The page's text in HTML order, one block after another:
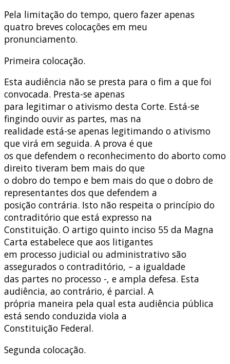
Pela limitação do tempo, quero fazer apenas
quatro breves colocações em meu
pronunciamento.
Primeira colocação.
Esta audiência não se presta para o fim a que foi
convocada. Presta-se apenas
para legitimar o ativismo desta Corte. Está-se
fingindo ouvir as partes, mas na
realidade está-se apenas legitimando o ativismo
que virá em seguida. A prova é que
os que defendem o reconhecimento do aborto como
direito tiveram bem mais do que
o dobro do tempo e bem mais do que o dobro de
representantes dos que defendem a
posição contrária. Isto não respeita o princípio do
contraditório que está expresso na
Constituição. O artigo quinto inciso 55 da Magna
Carta estabelece que aos litigantes
em processo judicial ou administrativo são
assegurados o contraditório, – a igualdade
das partes no processo -, e ampla defesa. Esta
audiência, ao contrário, é parcial. A
própria maneira pela qual esta audiência pública
está sendo conduzida viola a
Constituição Federal.
Segunda colocação.